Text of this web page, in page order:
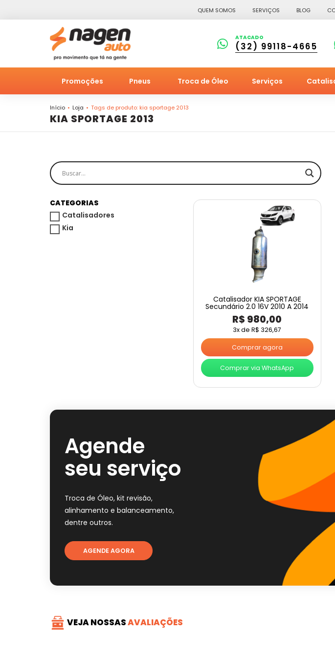
QUEM SOMOS SERVIÇOS BLOG
ATACADO
(32) 99118-4665
Promoções Pneus Troca de Óleo Serviços
Início Loja Tags de produto: kia sportage 2013
KIA SPORTAGE 2013
CATEGORIAS
Catalisadores
Kia
Catalisador KIA SPORTAGE
Secundário 2.0 16V 2010 A 2014
R$ 980,00
3x deR$ 326,67
Comprar agora
Comprar via WhatsApp
Agende
seu serviço
Troca de Óleo, kit revisão,
alinhamento e balanceamento,
dentre outros.
AGENDE AGORA
VEJA NOSSASAVALIAÇÕES